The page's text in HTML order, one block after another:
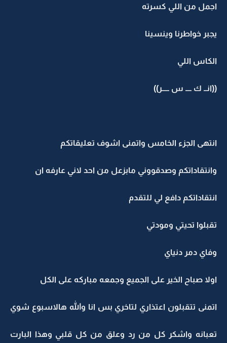
اجمل من اللي كسرته
يجبر خواطرنا وينسينا
الكاس اللي
((انــ ك ــــ س ـــــر))
انتهى الجزء الخامس واتمنى اشوف تعليقاتكم
وانتقاداتكم وصدقووني مابزعل من احد لاني عارفه ان
انتقاداتكم دافع لي للتقدم
تقبلوا تحيتي ومودتي
وفاي دمر دنياي
اولا صباح الخير على الجميع وجمعه مباركه على الكل
اتمنى تتقبلون اعتذاري لتاخري بس انا والله هالاسبوع شوي
تعبانه واشكر كل من رد وعلق من كل قلبي وهذا البارت